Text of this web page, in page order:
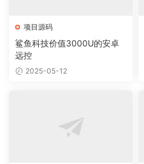
项目源码
鲨鱼科技价值3000U的安卓
远控
2025-05-12